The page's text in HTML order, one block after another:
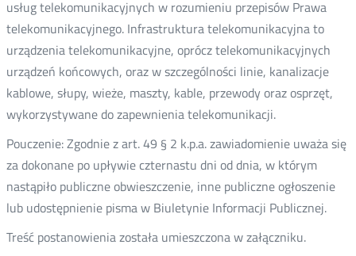
usług telekomunikacyjnych w rozumieniu przepisów Prawa
telekomunikacyjnego. Infrastruktura telekomunikacyjna to
urządzenia telekomunikacyjne, oprócz telekomunikacyjnych
urządzeń końcowych, oraz w szczególności linie, kanalizacje
kablowe, słupy, wieże, maszty, kable, przewody oraz osprzęt,
wykorzystywane do zapewnienia telekomunikacji.
Pouczenie: Zgodnie z art. 49 § 2 k.p.a. zawiadomienie uważa się
za dokonane po upływie czternastu dni od dnia, w którym
nastąpiło publiczne obwieszczenie, inne publiczne ogłoszenie
lub udostępnienie pisma w Biuletynie Informacji Publicznej.
Treść postanowienia została umieszczona w załączniku.